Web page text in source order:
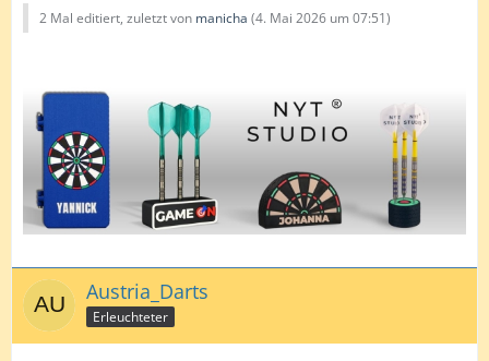
2 Mal editiert, zuletzt von manicha (4. Mai 2026 um 07:51)
Austria_Darts
Erleuchteter